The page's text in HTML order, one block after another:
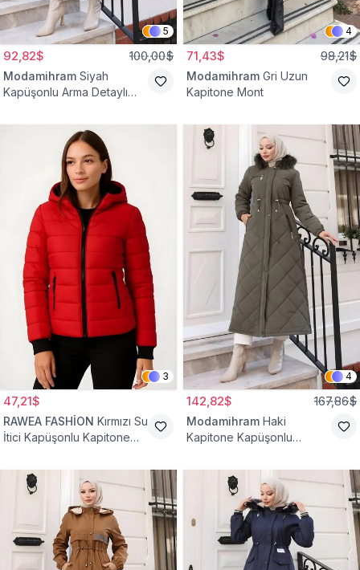
5
92,82$ 100,00$
Modamihram Siyah
Kapüşonlu Arma Detaylı
4
71,43$ 98,21$
Modamihram Gri Uzun
Kapitone Mont
3
47,21$
RAWEA FASHİON Kırmızı Su
İtici Kapüşonlu Kapitone
4
142,82$ 167,86$
Modamihram Haki
Kapitone Kapüşonlu